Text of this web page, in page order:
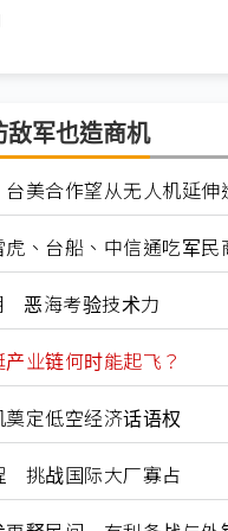
敌军也造商机
美合作望从无人机延伸
、台船、中信通吃军民
恶海考验技术力
业链何时能起飞？
定低空经济话语权
挑战国际大厂寡占